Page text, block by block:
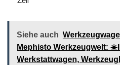
Siehe auch
Mephisto Werkzeugwelt:
Werkstattwagen,